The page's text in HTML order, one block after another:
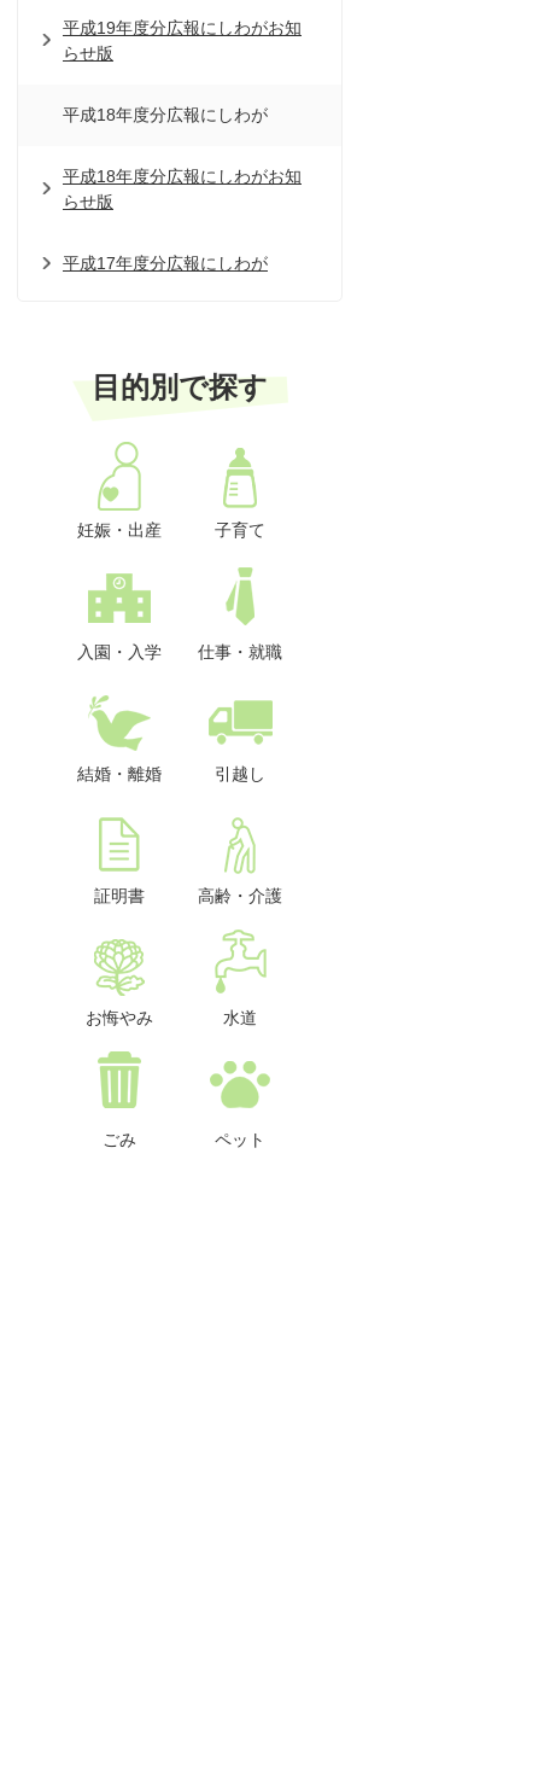
平成19年度分広報にしわがお知
らせ版
平成18年度分広報にしわが
平成18年度分広報にしわがお知
らせ版
平成17年度分広報にしわが
目的別で探す
妊娠・出産 子育て
入園・入学 仕事・就職
結婚・離婚 引越し
証明書 高齢・介護
お悔やみ 水道
ごみ ペット